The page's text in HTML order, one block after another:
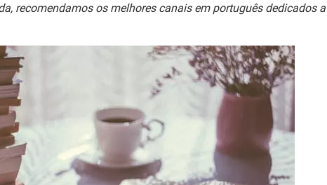
recomendamos os melhores canais em português dedicados a